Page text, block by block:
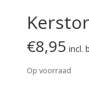
€8,95 incl.
Op voorraad